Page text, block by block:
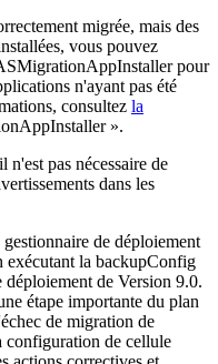
migrée, mais des
vous pouvez
pour
n'ayant pas été
consultez la
».
n'est pas nécessaire de
dans les
de déploiement
exécutant la backupConfig
déploiement de Version 9.0.
étape importante du plan
de migration de
configuration de cellule